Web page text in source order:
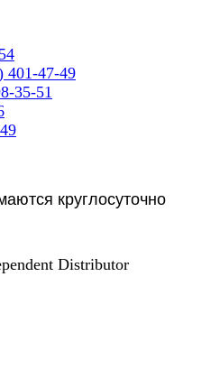
401-47-49
35-51
круглосуточно